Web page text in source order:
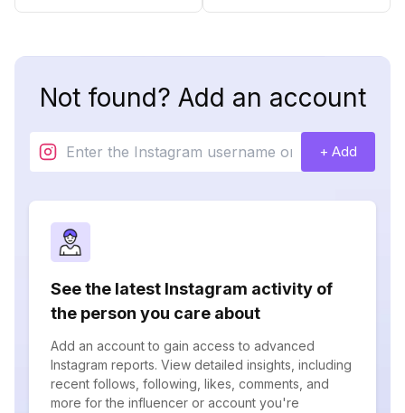
Not found? Add an account
+ Add
See the latest Instagram activity of
the person you care about
Add an account to gain access to advanced
Instagram reports. View detailed insights, including
recent follows, following, likes, comments, and
more for the influencer or account you're